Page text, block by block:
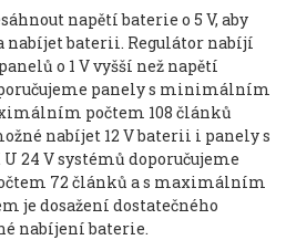
napětí baterie o 5 V, aby
nabíjet baterii. Regulátor nabíjí
o 1 V vyšší než napětí
panely s minimálním
počtem 108 článků
nabíjet 12 V baterii i panely s
24 V systémů doporučujeme
72 článků a s maximálním
je dosažení dostatečného
nabíjení baterie.